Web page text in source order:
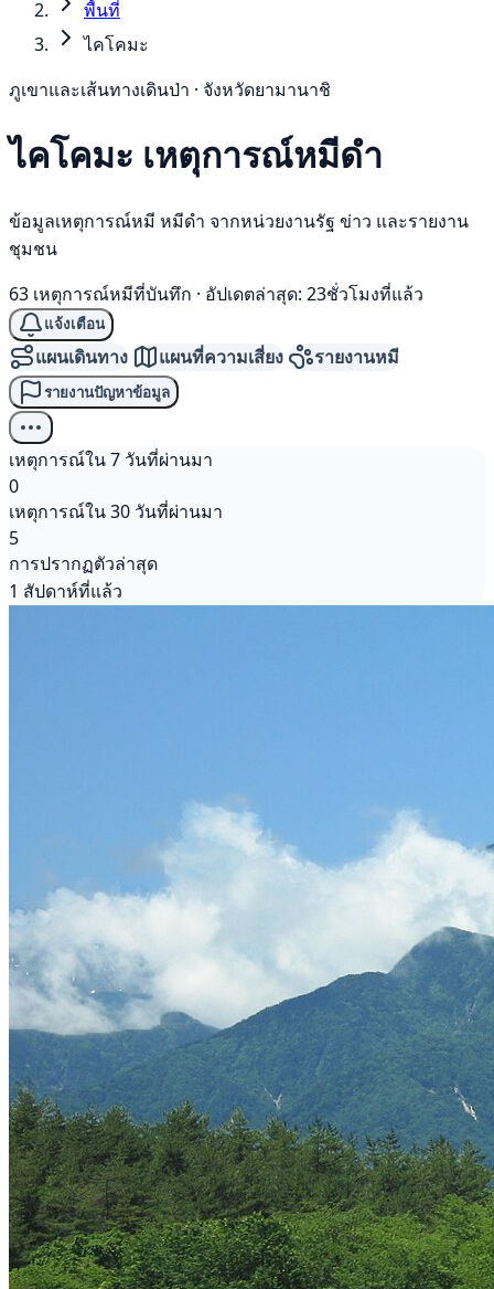
พื้นที่
ไคโคมะ
ภูเขาและเส้นทางเดินป่า · จังหวัดยามานาชิ
ไคโคมะ เหตุการณ์หมีดำ
ข้อมูลเหตุการณ์หมี หมีดำ จากหน่วยงานรัฐ ข่าว และรายงาน
ชุมชน
63 เหตุการณ์หมีที่บันทึก · อัปเดตล่าสุด: 23ชั่วโมงที่แล้ว
แจ้งเตือน
แผนเดินทาง แผนที่ความเสี่ยง รายงานหมี
รายงานปัญหาข้อมูล
เหตุการณ์ใน 7 วันที่ผ่านมา
0
เหตุการณ์ใน 30 วันที่ผ่านมา
5
การปรากฏตัวล่าสุด
1 สัปดาห์ที่แล้ว